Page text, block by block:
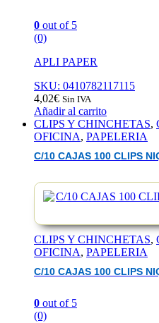
0 out of 5
(0)
APLI PAPER
SKU: 0410782117115
4,02€ Sin IVA
Añadir al carrito
CLIPS Y CHINCHETAS,
OFICINA, PAPELERIA
C/10 CAJAS 100 CLIPS
CLIPS Y CHINCHETAS,
OFICINA, PAPELERIA
C/10 CAJAS 100 CLIPS
0 out of 5
(0)